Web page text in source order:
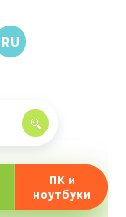
RU
ПК и
ноутбуки